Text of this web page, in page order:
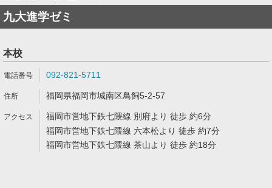
九大進学ゼミ
本校
092-821-5711
福岡県福岡市城南区鳥飼5-2-57
福岡市営地下鉄七隈線 別府より 徒歩 約6分
福岡市営地下鉄七隈線 六本松より 徒歩 約7分
福岡市営地下鉄七隈線 茶山より 徒歩 約18分